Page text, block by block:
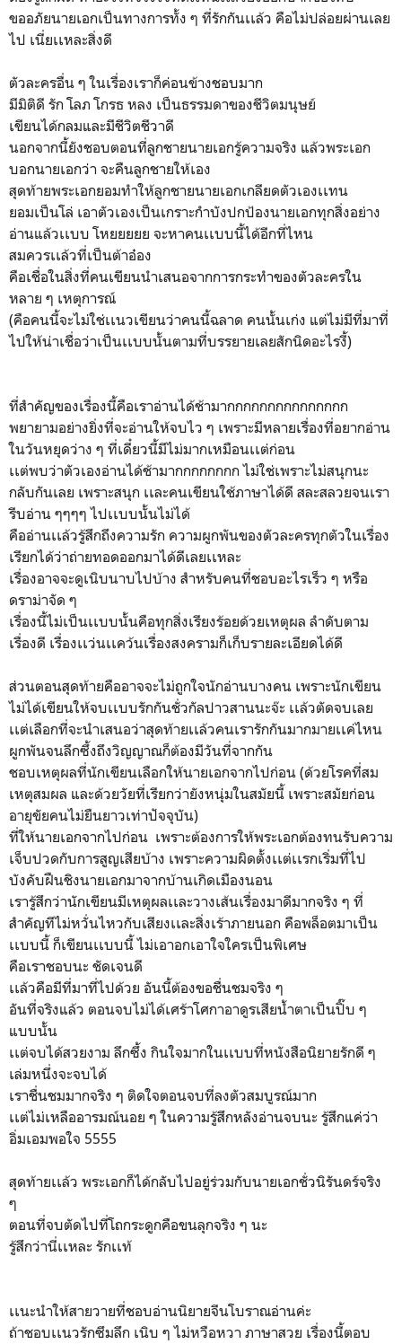
ขออภัยนายเอกเป็นทางการทั้ง ๆ ที่รักกันเเล้ว คือไม่ปล่อยผ่านเลย
ไป เนี่ยเเหละสิ่งดี
ตัวละครอื่น ๆ ในเรื่องเราก็ค่อนข้างชอบมาก
มีมิติดี รัก โลภ โกรธ หลง เป็นธรรมดาของชีวิตมนุษย์
เขียนได้กลมและมีชีวิตชีวาดี
นอกจากนี้ยังชอบตอนที่ลูกชายนายเอกรู้ความจริง แล้วพระเอก
บอกนายเอกว่า จะคืนลูกชายให้เอง
สุดท้ายพระเอกยอมทำให้ลูกชายนายเอกเกลียดตัวเองเเทน
ยอมเป็นโล่ เอาตัวเองเป็นเกราะกำบังปกป้องนายเอกทุกสิ่งอย่าง
อ่านแล้วเเบบ โหยยยยย จะหาคนเเบบนี้ได้อีกที่ไหน
สมควรเเล้วที่เป็นต้าอ๋อง
คือเชื่อในสิ่งที่คนเขียนนำเสนอจากการกระทำของตัวละครใน
หลาย ๆ เหตุการณ์
(คือคนนี้จะไม่ใช่เเนวเขียนว่าคนนี้ฉลาด คนนั้นเก่ง แต่ไม่มีที่มาที่
ไปให้น่าเชื่อว่าเป็นเเบบนั้นตามที่บรรยายเลยสักนิดอะไรงี้)
ที่สำคัญของเรื่องนี้คือเราอ่านได้ช้ามากกกกกกกกกกกกกกก
พยายามอย่างยิ่งที่จะอ่านให้จบไว ๆ เพราะมีหลายเรื่องที่อยากอ่าน
ในวันหยุดว่าง ๆ ที่เดี๋ยวนี้มีไม่มากเหมือนเเต่ก่อน
เเต่พบว่าตัวเองอ่านได้ช้ามากกกกกกกก ไม่ใช่เพราะไม่สนุกนะ
กลับกันเลย เพราะสนุก เเละคนเขียนใช้ภาษาได้ดี สละสลวยจนเรา
รีบอ่าน ๆๆๆๆ ไปเเบบนั้นไม่ได้
คืออ่านเเล้วรู้สึกถึงความรัก ความผูกพันของตัวละครทุกตัวในเรื่อง
เรียกได้ว่าถ่ายทอดออกมาได้ดีเลยเเหละ
เรื่องอาจจะดูเนิบนาบไปบ้าง สำหรับคนที่ชอบอะไรเร็ว ๆ หรือ
ดราม่าจัด ๆ
เรื่องนี้ไม่เป็นเเบบนั้นคือทุกสิ่งเรียงร้อยด้วยเหตุผล ลำดับตาม
เรื่องดี เรื่องเเว่นเเคว้นเรื่องสงครามก็เก็บรายละเอียดได้ดี
ส่วนตอนสุดท้ายคืออาจจะไม่ถูกใจนักอ่านบางคน เพราะนักเขียน
ไม่ได้เขียนให้จบเเบบรักกันชั่วกัลปาวสานนะจ๊ะ เเล้วตัดจบเลย
เเต่เลือกที่จะนำเสนอว่าสุดท้ายเเล้วคนเรารักกันมากมายเเค่ไหน
ผูกพันจนลึกซึ้งถึงวิญญาณก็ต้องมีวันที่จากกัน
ชอบเหตุผลที่นักเขียนเลือกให้นายเอกจากไปก่อน (ด้วยโรคที่สม
เหตุสมผล และด้วยวัยที่เรียกว่ายังหนุ่มในสมัยนี้ เพราะสมัยก่อน
อายุขัยคนไม่ยืนยาวเท่าปัจจุบัน)
ที่ให้นายเอกจากไปก่อน เพราะต้องการให้พระเอกต้องทนรับความ
เจ็บปวดกับการสูญเสียบ้าง เพราะความผิดตั้งเเต่เเรกเริ่มที่ไป
บังคับฝืนชิงนายเอกมาจากบ้านเกิดเมืองนอน
เรารู้สึกว่านักเขียนมีเหตุผลเเละวางเส้นเรื่องมาดีมากจริง ๆ ที่
สำคัญทีไม่หวั่นไหวกับเสียงเเละสิ่งเร้าภายนอก คือพล็อตมาเป็น
เเบบนี้ ก็เขียนเเบบนี้ ไม่เอาอกเอาใจใครเป็นพิเศษ
คือเราชอบนะ ชัดเจนดี
เเล้วคือมีที่มาที่ไปด้วย อันนี้ต้องขอชื่นชมจริง ๆ
อันที่จริงแล้ว ตอนจบไม่ได้เศร้าโศกาอาดูรเสียน้ำตาเป็นปิ๊บ ๆ
แบบนั้น
เเต่จบได้สวยงาม ลึกซึ้ง กินใจมากในเเบบที่หนังสือนิยายรักดี ๆ
เล่มหนึ่งจะจบได้
เราชื่นชมมากจริง ๆ ติดใจตอนจบที่ลงตัวสมบูรณ์มาก
เเต่ไม่เหลืออารมณ์นอย ๆ ในความรู้สึกหลังอ่านจบนะ รู้สึกแค่ว่า
อิ่มเอมพอใจ 5555
สุดท้ายเเล้ว พระเอกก็ได้กลับไปอยู่ร่วมกับนายเอกชั่วนิรันดร์จริง
ๆ
ตอนที่จบตัดไปที่โถกระดูกคือขนลุกจริง ๆ นะ
รู้สึกว่านี่เเหละ รักเเท้
เเนะนำให้สายวายที่ชอบอ่านนิยายจีนโบราณอ่านค่ะ
ถ้าชอบเเนวรักซึมลึก เนิบ ๆ ไม่หวือหวา ภาษาสวย เรื่องนี้ตอบ